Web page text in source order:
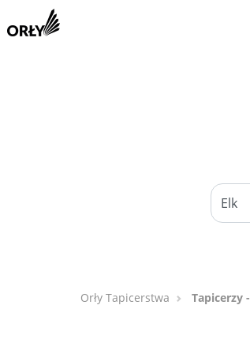
Orły Tapicerstwa Tapicerzy